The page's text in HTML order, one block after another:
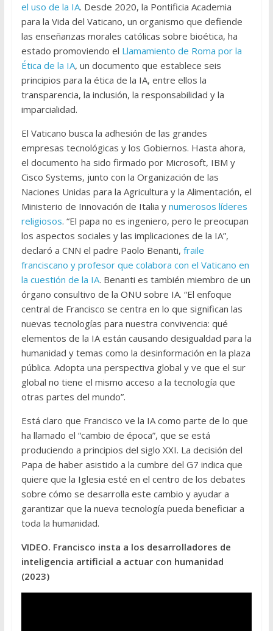
el uso de la IA. Desde 2020, la Pontificia Academia
para la Vida del Vaticano, un organismo que defiende
las enseñanzas morales católicas sobre bioética, ha
estado promoviendo el Llamamiento de Roma por la
Ética de la IA, un documento que establece seis
principios para la ética de la IA, entre ellos la
transparencia, la inclusión, la responsabilidad y la
imparcialidad.
El Vaticano busca la adhesión de las grandes
empresas tecnológicas y los Gobiernos. Hasta ahora,
el documento ha sido firmado por Microsoft, IBM y
Cisco Systems, junto con la Organización de las
Naciones Unidas para la Agricultura y la Alimentación, el
Ministerio de Innovación de Italia y numerosos líderes
religiosos. “El papa no es ingeniero, pero le preocupan
los aspectos sociales y las implicaciones de la IA”,
declaró a CNN el padre Paolo Benanti, fraile
franciscano y profesor que colabora con el Vaticano en
la cuestión de la IA. Benanti es también miembro de un
órgano consultivo de la ONU sobre IA. “El enfoque
central de Francisco se centra en lo que significan las
nuevas tecnologías para nuestra convivencia: qué
elementos de la IA están causando desigualdad para la
humanidad y temas como la desinformación en la plaza
pública. Adopta una perspectiva global y ve que el sur
global no tiene el mismo acceso a la tecnología que
otras partes del mundo”.
Está claro que Francisco ve la IA como parte de lo que
ha llamado el “cambio de época”, que se está
produciendo a principios del siglo XXI. La decisión del
Papa de haber asistido a la cumbre del G7 indica que
quiere que la Iglesia esté en el centro de los debates
sobre cómo se desarrolla este cambio y ayudar a
garantizar que la nueva tecnología pueda beneficiar a
toda la humanidad.
VIDEO. Francisco insta a los desarrolladores de
inteligencia artificial a actuar con humanidad
(2023)